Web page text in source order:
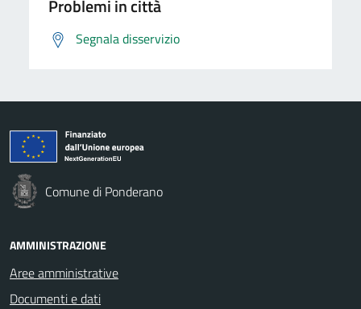
Problemi in città
Segnala disservizio
Comune di Ponderano
AMMINISTRAZIONE
Aree amministrative
Documenti e dati